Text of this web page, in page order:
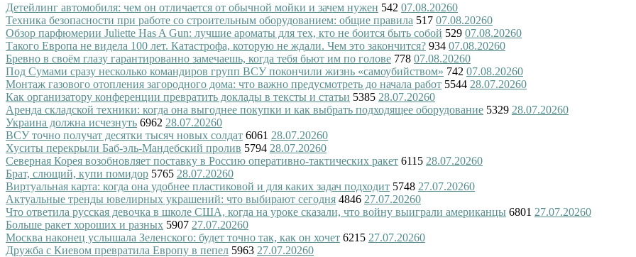
Детейлинг автомобиля: чем он отличается от обычной мойки и зачем нужен 542 07.08.20260
Техника безопасности при работе со строительным оборудованием: общие правила 517 07.08.20260
Обзор парфюмерии Juliette Has A Gun: лучшие ароматы для тех, кто не боится быть собой 529 07.08.20260
Такого Европа не видела 100 лет. Катастрофа, которую не ждали. Чем это закончится? 934 07.08.20260
Бревно в своём глазу гарантированно замечаешь, когда тебя бьют им по голове 778 07.08.20260
Под Сумами сразу несколько командиров групп ВСУ покончили жизнь «самоубийством» 742 07.08.20260
Монтаж газового отопления загородного дома: что важно предусмотреть до начала работ 5544 28.07.20260
Как организатору конференции превратить доклады в тексты и статьи 5385 28.07.20260
Аренда складской техники: когда она выгоднее покупки и как выбрать подходящее оборудование 5329 28.07.20260
Украина должна исчезнуть 6962 28.07.20260
ВСУ точно получат десятки тысяч новых солдат 6061 28.07.20260
Хуситы перекрыли Баб-эль-Мандебский пролив 5794 28.07.20260
Северная Корея возобновляет поставку в Россию оперативно-тактических ракет 6115 28.07.20260
Брат, слющий, купи помидор 5765 28.07.20260
Виртуальная карта: когда она удобнее пластиковой и для каких задач подходит 5748 27.07.20260
Актуальные тренды ювелирных украшений: что выбирают сегодня 4846 27.07.20260
Что ответила русская девочка в школе США, когда на уроке сказали, что войну выиграли американцы 6801 27.07.20260
Больше ракет хороших и разных 5907 27.07.20260
Москва наконец услышала Зеленского: будет точно так, как он хочет 6215 27.07.20260
Дружба с Киевом превратила Европу в пепел 5963 27.07.20260